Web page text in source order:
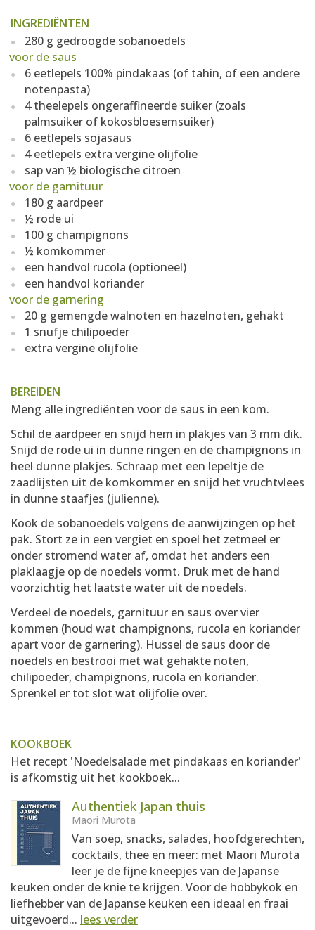
INGREDIËNTEN
280 g gedroogde sobanoedels
voor de saus
6 eetlepels 100% pindakaas (of tahin, of een andere
notenpasta)
4 theelepels ongeraffineerde suiker (zoals
palmsuiker of kokosbloesemsuiker)
6 eetlepels sojasaus
4 eetlepels extra vergine olijfolie
sap van ½ biologische citroen
voor de garnituur
180 g aardpeer
½ rode ui
100 g champignons
½ komkommer
een handvol rucola (optioneel)
een handvol koriander
voor de garnering
20 g gemengde walnoten en hazelnoten, gehakt
1 snufje chilipoeder
extra vergine olijfolie
BEREIDEN
Meng alle ingrediënten voor de saus in een kom.
Schil de aardpeer en snijd hem in plakjes van 3 mm dik.
Snijd de rode ui in dunne ringen en de champignons in
heel dunne plakjes. Schraap met een lepeltje de
zaadlijsten uit de komkommer en snijd het vruchtvlees
in dunne staafjes (julienne).
Kook de sobanoedels volgens de aanwijzingen op het
pak. Stort ze in een vergiet en spoel het zetmeel er
onder stromend water af, omdat het anders een
plaklaagje op de noedels vormt. Druk met de hand
voorzichtig het laatste water uit de noedels.
Verdeel de noedels, garnituur en saus over vier
kommen (houd wat champignons, rucola en koriander
apart voor de garnering). Hussel de saus door de
noedels en bestrooi met wat gehakte noten,
chilipoeder, champignons, rucola en koriander.
Sprenkel er tot slot wat olijfolie over.
KOOKBOEK
Het recept 'Noedelsalade met pindakaas en koriander'
is afkomstig uit het kookboek...
Authentiek Japan thuis
Maori Murota
Van soep, snacks, salades, hoofdgerechten,
cocktails, thee en meer: met Maori Murota
leer je de fijne kneepjes van de Japanse
keuken onder de knie te krijgen. Voor de hobbykok en
liefhebber van de Japanse keuken een ideaal en fraai
uitgevoerd... lees verder